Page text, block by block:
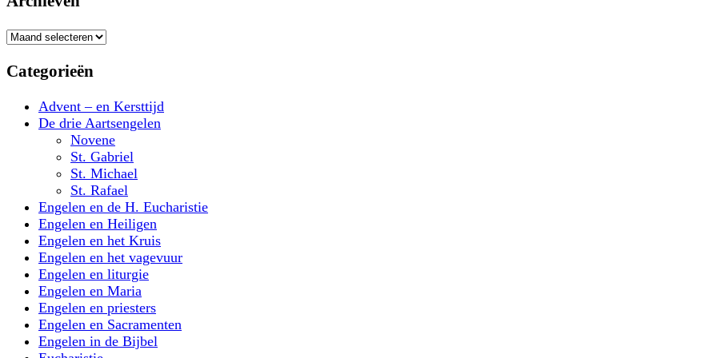
Archieven
Categorieën
Advent – en Kersttijd
De drie Aartsengelen
Novene
St. Gabriel
St. Michael
St. Rafael
Engelen en de H. Eucharistie
Engelen en Heiligen
Engelen en het Kruis
Engelen en het vagevuur
Engelen en liturgie
Engelen en Maria
Engelen en priesters
Engelen en Sacramenten
Engelen in de Bijbel